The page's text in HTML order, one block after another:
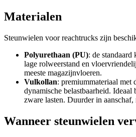
Materialen
Steunwielen voor reachtrucks zijn
Polyurethaan (PU): de standaard
lage rolweerstand en
meeste magazijnvloeren.
Vulkollan: premiummateriaal met
dynamische belastbaarheid.
zware lasten. Duurder in aanschaf,
Wanneer steunwielen